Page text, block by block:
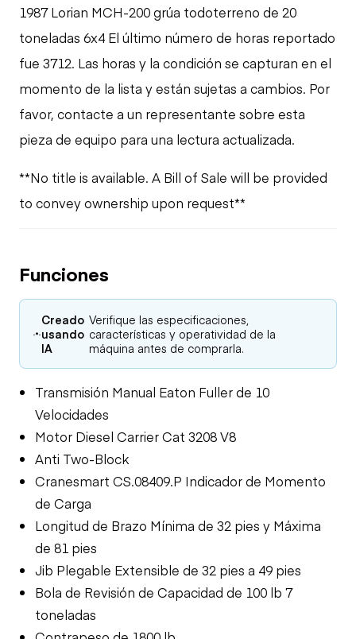
1987 Lorian MCH-200 grúa todoterreno de 20
toneladas 6x4 El último número de horas reportado
fue 3712. Las horas y la condición se capturan en el
momento de la lista y están sujetas a cambios. Por
favor, contacte a un representante sobre esta
pieza de equipo para una lectura actualizada.
**No title is available. A Bill of Sale will be provided
to convey ownership upon request**
Funciones
Creado
usando
IA
Verifique las especificaciones,
características y operatividad de la
máquina antes de comprarla.
Transmisión Manual Eaton Fuller de 10
Velocidades
Motor Diesel Carrier Cat 3208 V8
Anti Two-Block
Cranesmart CS.08409.P Indicador de Momento
de Carga
Longitud de Brazo Mínima de 32 pies y Máxima
de 81 pies
Jib Plegable Extensible de 32 pies a 49 pies
Bola de Revisión de Capacidad de 100 lb 7
toneladas